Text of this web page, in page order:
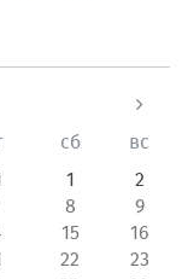
сб
вс
1
2
8
9
15
16
22
23